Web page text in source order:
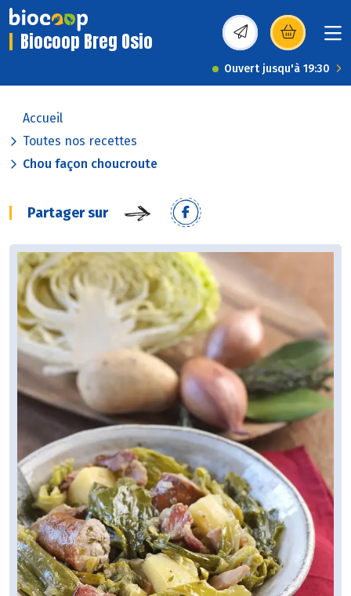
Biocoop Breg Osio (s’ouvre dans une
Ouvert jusqu'à 19:30
Accueil
Toutes nos recettes
Chou façon choucroute
Partager sur